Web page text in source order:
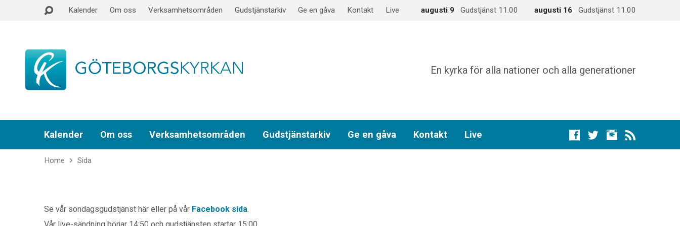
Kalender Om oss Verksamhetsområden Gudstjänstarkiv Ge en gåva Kontakt Live augusti 9 Gudstjänst 11.00 augusti 16 Gudstjänst 11.00
En kyrka för alla nationer och alla generationer
Kalender Om oss Verksamhetsområden Gudstjänstarkiv Ge en gåva Kontakt Live
Home Sida
Se vår söndagsgudstjänst här eller på vår Facebook sida.